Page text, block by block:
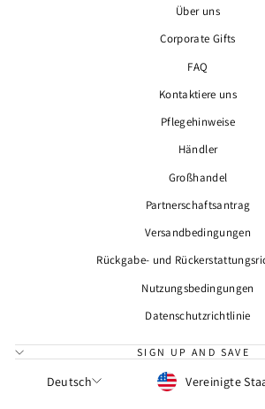
Über uns
Corporate Gifts
FAQ
Kontaktiere uns
Pflegehinweise
Händler
Großhandel
Partnerschaftsantrag
Versandbedingungen
Rückgabe- und
Nutzungsbedingungen
Datenschutzrichtlinie
SIGN UP AND SAVE
SPRACHE
Deutsch WÄHRUNG
Vereinigte